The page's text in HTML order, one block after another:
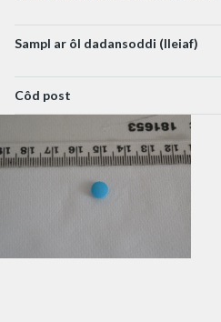
Sampl ar ôl dadansoddi (lleiaf)
Côd post